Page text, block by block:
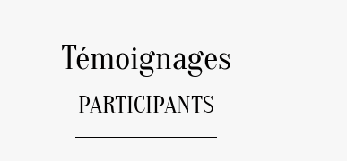
Témoignages
PARTICIPANTS